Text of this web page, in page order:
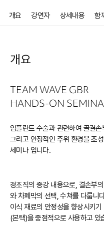
개요 강연자 상세내용 함
개요
TEAM WAVE GBR
HANDS-ON
임플란트 수술과 관련하여 골결
그리고 안정적인 주위 환경을 조
세미나 입니다.
경조직의 증강 내용으로, 결손부
와 차폐막의 선택, 수쳐를 다룹니
이식 재료의 안정성을 향상시키
(본택)을 중점적으로 사용하고 있